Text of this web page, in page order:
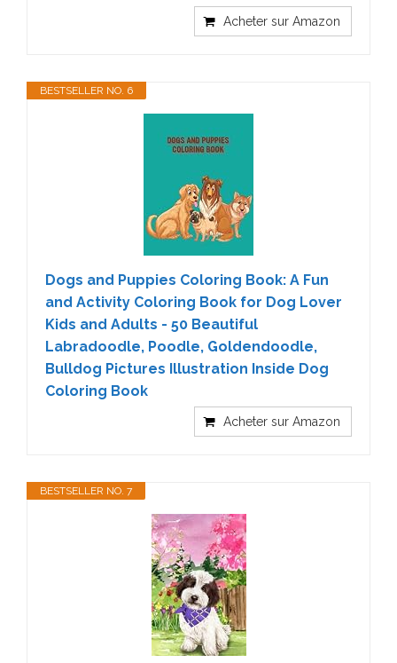
Acheter sur Amazon
BESTSELLER NO. 6
Dogs and Puppies Coloring Book: A Fun
and Activity Coloring Book for Dog Lover
Kids and Adults - 50 Beautiful
Labradoodle, Poodle, Goldendoodle,
Bulldog Pictures Illustration Inside Dog
Coloring Book
Acheter sur Amazon
BESTSELLER NO. 7